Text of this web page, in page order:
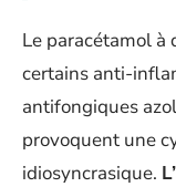
Le paracétamol à
certains anti-
antifongiques
provoquent une
idiosyncrasique.